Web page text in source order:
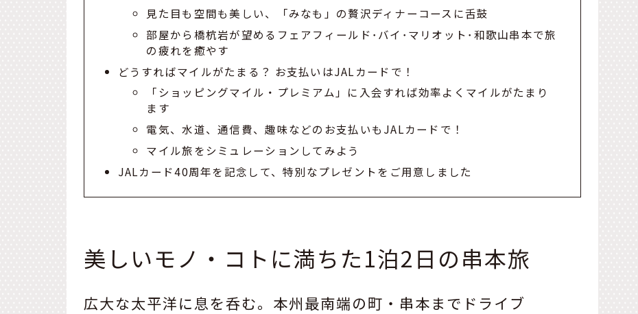
見た目も空間も美しい、「みなも」の贅沢ディナーコースに舌鼓
部屋から橋杭岩が望めるフェアフィールド･バイ･マリオット･和歌山串本で旅
の疲れを癒やす
どうすればマイルがたまる？ お支払いはJALカードで！
「ショッピングマイル・プレミアム」に入会すれば効率よくマイルがたまり
ます
電気、水道、通信費、趣味などのお支払いもJALカードで！
マイル旅をシミュレーションしてみよう
JALカード40周年を記念して、特別なプレゼントをご用意しました
美しいモノ・コトに満ちた1泊2日の串本旅
広大な太平洋に息を呑む。本州最南端の町・串本までドライブ